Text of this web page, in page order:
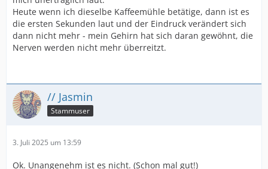
Heute wenn ich dieselbe Kaffeemühle betätige, dann ist es
die ersten Sekunden laut und der Eindruck verändert sich
dann nicht mehr - mein Gehirn hat sich daran gewöhnt, die
Nerven werden nicht mehr überreitzt.
// Jasmin
Stammuser
3. Juli 2025 um 13:59
Ok. Unangenehm ist es nicht. (Schon mal gut!)